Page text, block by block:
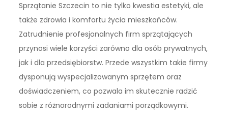
Sprzątanie Szczecin to nie tylko kwestia estetyki, ale
także zdrowia i komfortu życia mieszkańców.
Zatrudnienie profesjonalnych firm sprzątających
przynosi wiele korzyści zarówno dla osób prywatnych,
jak i dla przedsiębiorstw. Przede wszystkim takie firmy
dysponują wyspecjalizowanym sprzętem oraz
doświadczeniem, co pozwala im skutecznie radzić
sobie z różnorodnymi zadaniami porządkowymi.